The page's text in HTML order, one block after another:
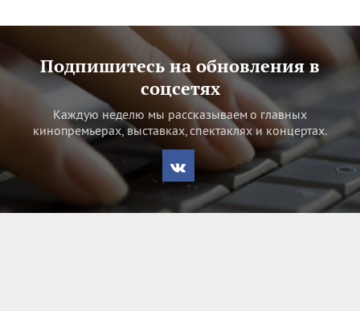
Подпишитесь на обновления в
соцсетях
Каждую неделю мы рассказываем о главных
кинопремьерах, выставках, спектаклях и концертах.